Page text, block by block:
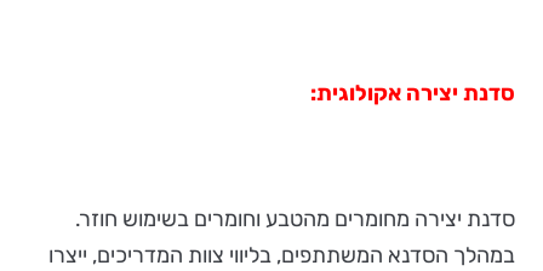
סדנת יצירה אקולוגית:
סדנת יצירה מחומרים מהטבע וחומרים בשימוש חוזר.
במהלך הסדנא המשתתפים, בליווי צוות המדריכים, ייצרו